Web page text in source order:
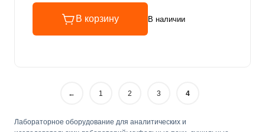
В корзину В наличии
← 1 2 3 4
Лабораторное оборудование для аналитических и